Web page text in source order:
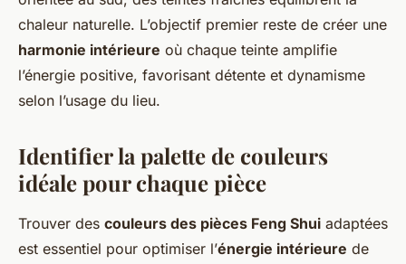
chaleur naturelle. L’objectif premier reste de créer une
harmonie intérieure où chaque teinte amplifie
l’énergie positive, favorisant détente et dynamisme
selon l’usage du lieu.
Identifier la palette de couleurs
idéale pour chaque pièce
Trouver des couleurs des pièces Feng Shui adaptées
est essentiel pour optimiser l’énergie intérieure de